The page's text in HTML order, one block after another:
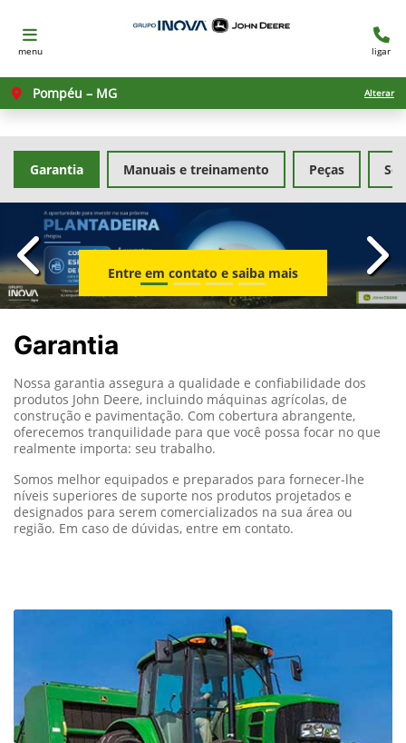
menu ligar
Pompéu – MG Alterar
Manuais e treinamento Peças
Garantia
Entre em contato e saiba mais
templates.template-
Garantia
Nossa garantia assegura a qualidade e confiabilidade dos
produtos John Deere, incluindo máquinas agrícolas, de
construção e pavimentação. Com cobertura abrangente,
oferecemos tranquilidade para que você possa focar no que
realmente importa: seu trabalho.